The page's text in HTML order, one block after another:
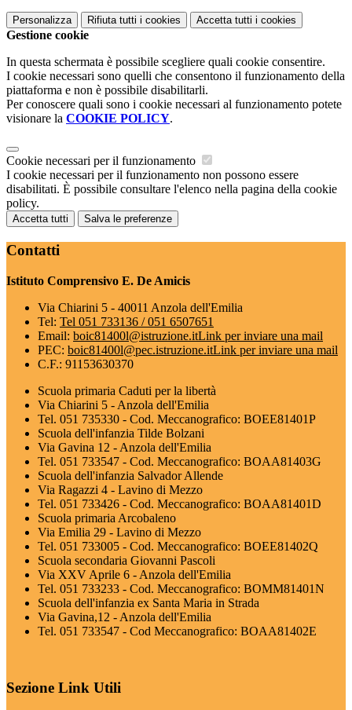
Personalizza Rifiuta tutti i cookies Accetta tutti i cookies
Gestione cookie
In questa schermata è possibile scegliere quali cookie consentire.
I cookie necessari sono quelli che consentono il funzionamento della
piattaforma e non è possibile disabilitarli.
Per conoscere quali sono i cookie necessari al funzionamento potete
visionare la COOKIE POLICY.
Cookie necessari per il funzionamento
I cookie necessari per il funzionamento non possono essere
disabilitati. È possibile consultare l'elenco nella pagina della cookie
policy.
Accetta tutti Salva le preferenze
Contatti
Istituto Comprensivo E. De Amicis
Via Chiarini 5 - 40011 Anzola dell'Emilia
Tel: Tel 051 733136 / 051 6507651
Email: boic81400l@istruzione.itLink per inviare una mail
PEC: boic81400l@pec.istruzione.itLink per inviare una mail
C.F.: 91153630370
Scuola primaria Caduti per la libertà
Via Chiarini 5 - Anzola dell'Emilia
Tel. 051 735330 - Cod. Meccanografico: BOEE81401P
Scuola dell'infanzia Tilde Bolzani
Via Gavina 12 - Anzola dell'Emilia
Tel. 051 733547 - Cod. Meccanografico: BOAA81403G
Scuola dell'infanzia Salvador Allende
Via Ragazzi 4 - Lavino di Mezzo
Tel. 051 733426 - Cod. Meccanografico: BOAA81401D
Scuola primaria Arcobaleno
Via Emilia 29 - Lavino di Mezzo
Tel. 051 733005 - Cod. Meccanografico: BOEE81402Q
Scuola secondaria Giovanni Pascoli
Via XXV Aprile 6 - Anzola dell'Emilia
Tel. 051 733233 - Cod. Meccanografico: BOMM81401N
Scuola dell'infanzia ex Santa Maria in Strada
Via Gavina,12 - Anzola dell'Emilia
Tel. 051 733547 - Cod Meccanografico: BOAA81402E
Sezione Link Utili